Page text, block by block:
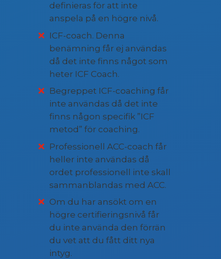
definieras för att inte
anspela på en högre nivå.
ICF-coach. Denna
benämning får ej användas
då det inte finns något som
heter ICF Coach.
Begreppet ICF-coaching får
inte användas då det inte
finns någon specifik ”ICF
metod” för coaching.
Professionell ACC-coach får
heller inte användas då
ordet professionell inte skall
sammanblandas med ACC.
Om du har ansökt om en
högre certifieringsnivå får
du inte använda den förrän
du vet att du fått ditt nya
intyg.